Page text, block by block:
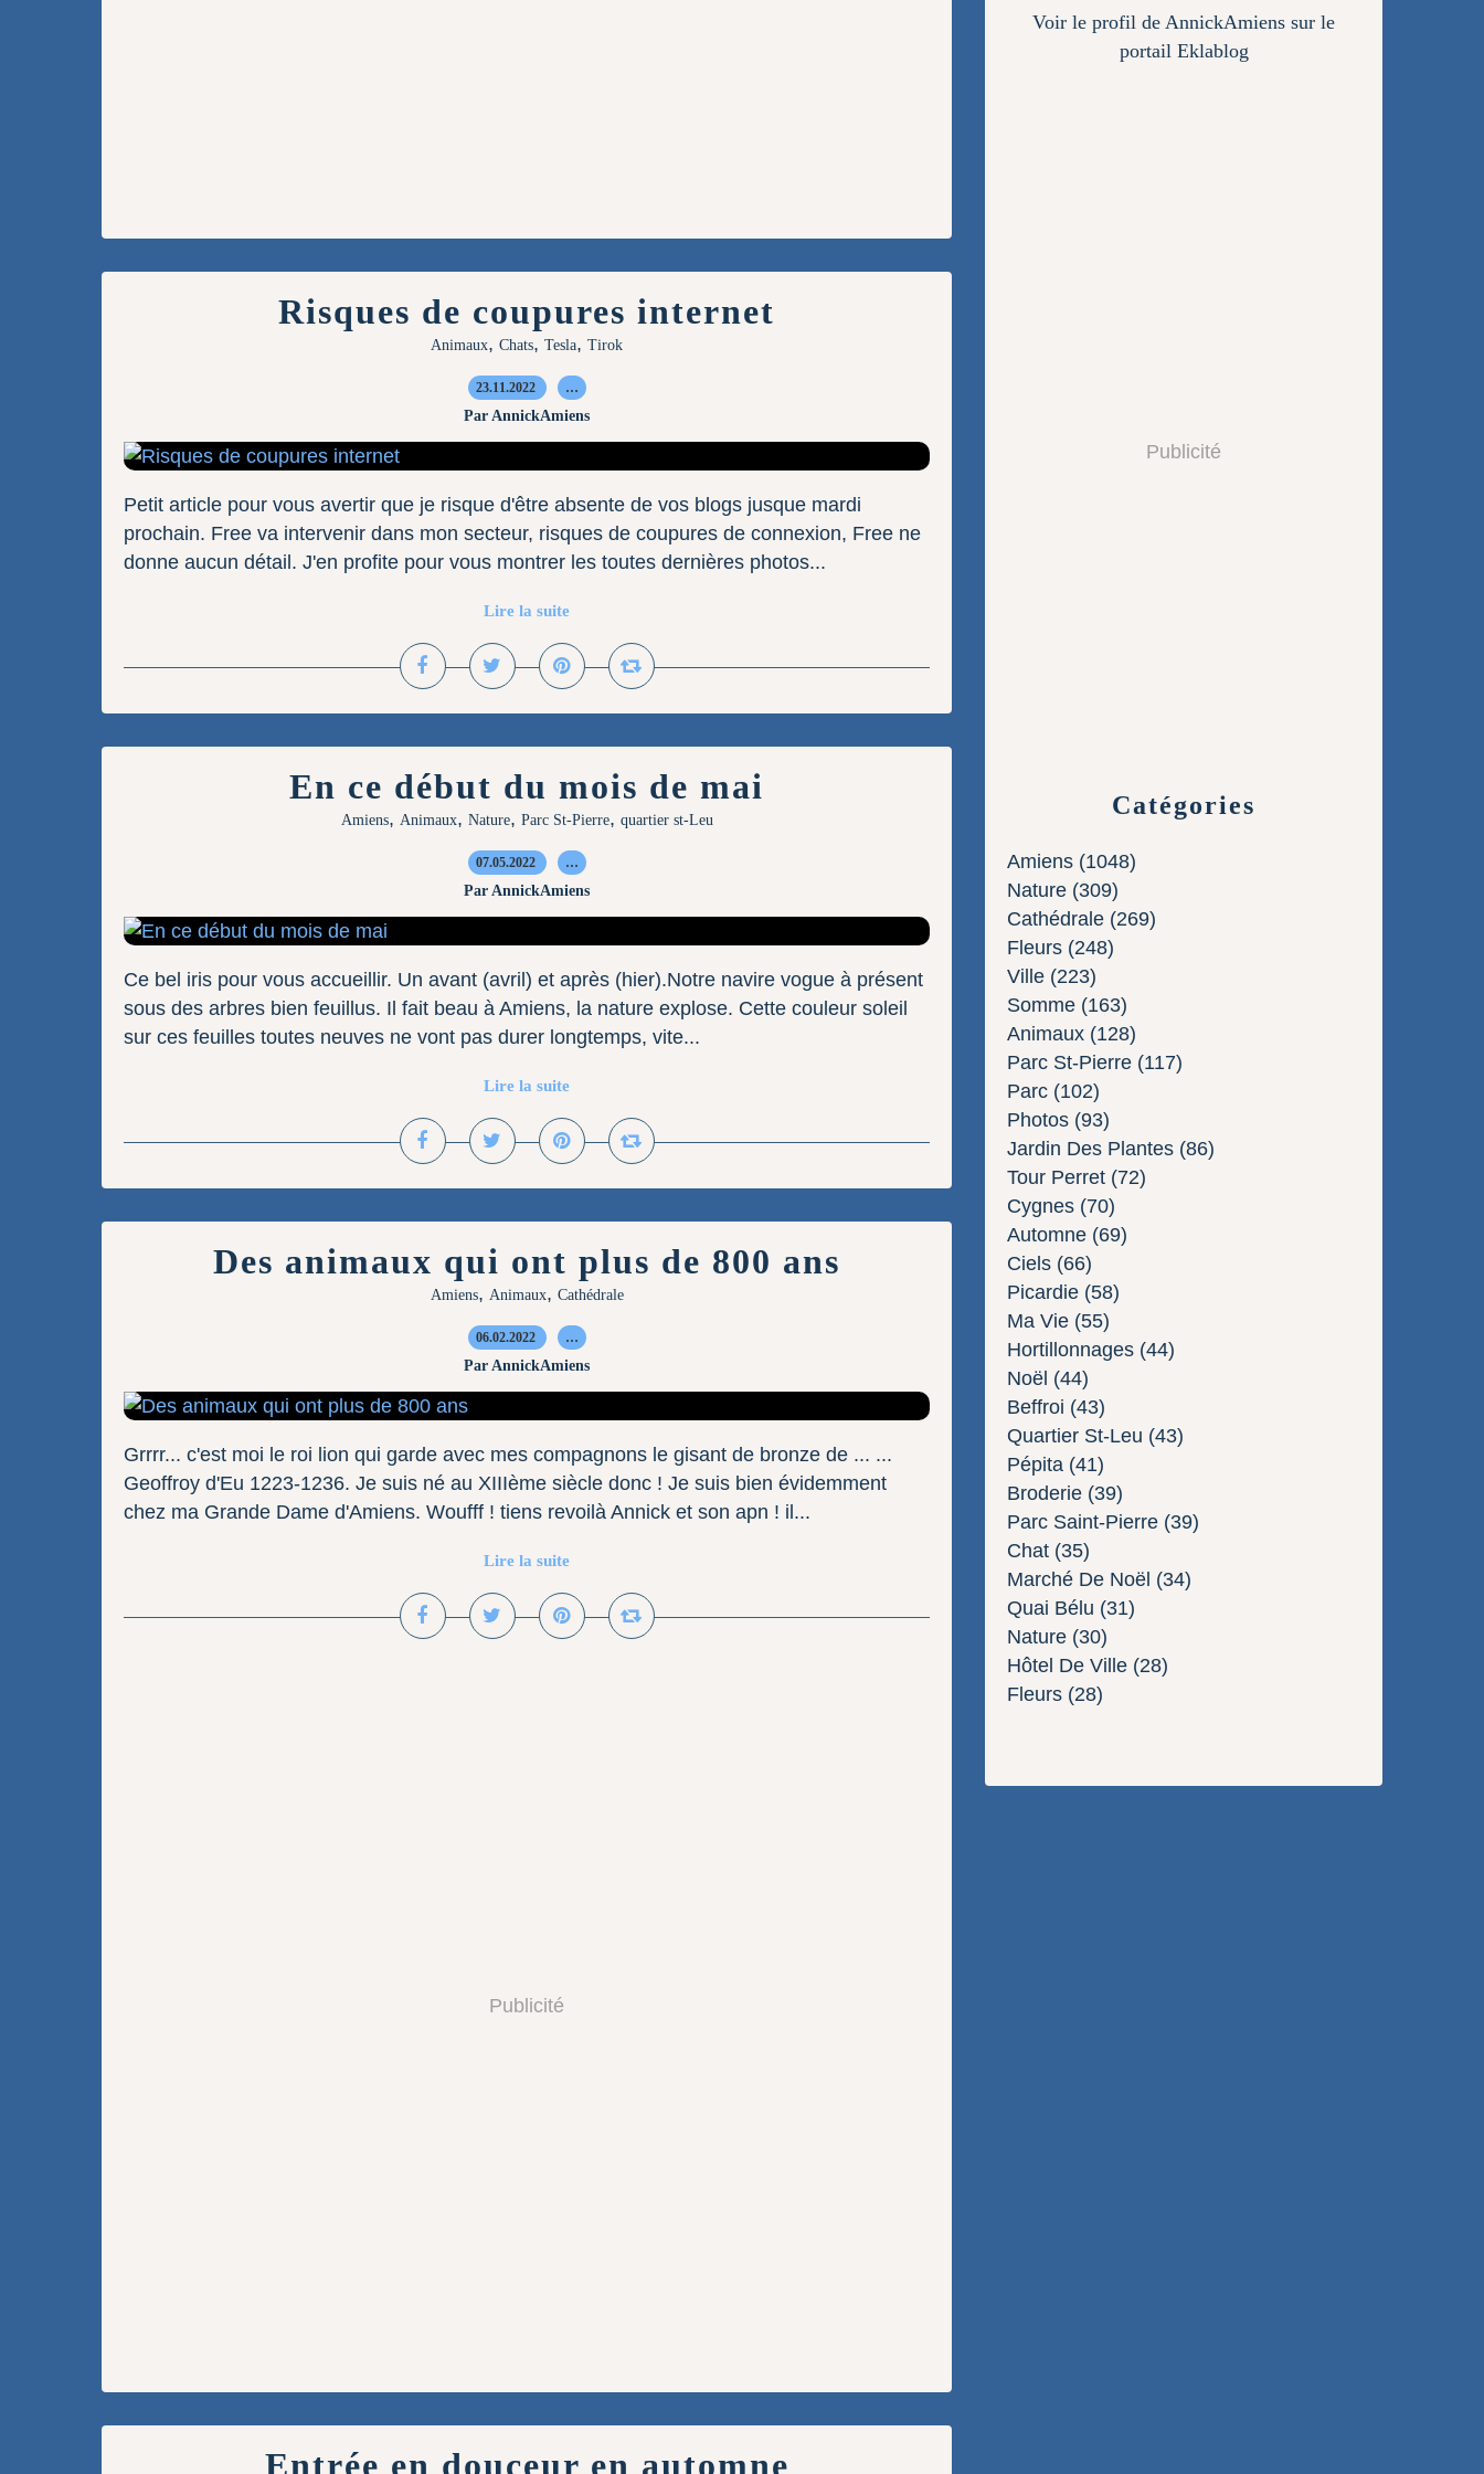
Risques de coupures internet
Animaux, Chats, Tesla, Tirok
23.11.2022 …
Par AnnickAmiens
Petit article pour vous avertir que je risque d'être absente de vos blogs jusque mardi
prochain. Free va intervenir dans mon secteur, risques de coupures de connexion, Free ne
donne aucun détail. J'en profite pour vous montrer les toutes dernières photos...
Lire la suite
En ce début du mois de mai
Amiens, Animaux, Nature, Parc St-Pierre, quartier st-Leu
07.05.2022 …
Par AnnickAmiens
Ce bel iris pour vous accueillir. Un avant (avril) et après (hier).Notre navire vogue à présent
sous des arbres bien feuillus. Il fait beau à Amiens, la nature explose. Cette couleur soleil
sur ces feuilles toutes neuves ne vont pas durer longtemps, vite...
Lire la suite
Des animaux qui ont plus de 800 ans
Amiens, Animaux, Cathédrale
06.02.2022 …
Par AnnickAmiens
Grrrr... c'est moi le roi lion qui garde avec mes compagnons le gisant de bronze de ... ...
Geoffroy d'Eu 1223-1236. Je suis né au XIIIème siècle donc ! Je suis bien évidemment
chez ma Grande Dame d'Amiens. Woufff ! tiens revoilà Annick et son apn ! il...
Lire la suite
Publicité
Entrée en douceur en automne
Catégories
Amiens (1048)
Nature (309)
Cathédrale (269)
Fleurs (248)
Ville (223)
Somme (163)
Animaux (128)
Parc St-Pierre (117)
Parc (102)
Photos (93)
Jardin Des Plantes (86)
Tour Perret (72)
Cygnes (70)
Automne (69)
Ciels (66)
Picardie (58)
Ma Vie (55)
Hortillonnages (44)
Noël (44)
Beffroi (43)
Quartier St-Leu (43)
Pépita (41)
Broderie (39)
Parc Saint-Pierre (39)
Chat (35)
Marché De Noël (34)
Quai Bélu (31)
Nature (30)
Hôtel De Ville (28)
Fleurs (28)
Voir le profil de AnnickAmiens sur le
portail Eklablog
Publicité